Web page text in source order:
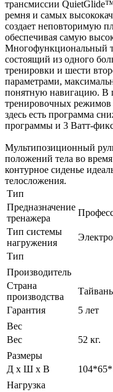
трансмиссии
ремня и самых
создает неповторимую
обеспечивая самую
Многофункциональный
состоящий из одного
тренировки и шести
параметрами,
понятную навигацию. В
тренировочных
здесь есть программа
программы и 3 Ватт-
Мультипозиционный
положений тела во
контурное сиденье
телосложения.
Тип
Предназначение
тренажера
Тип системы
нагружения
Тип
Производитель
Страна
производства
Тайвань
Гарантия
5 лет
Вес
Вес
52 кг.
Размеры
Д х Ш х В
Нагрузка